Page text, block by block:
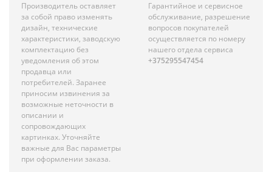
Производитель оставляет
за собой право изменять
дизайн, технические
характеристики, заводскую
комплектацию без
уведомления об этом
продавца или
потребителей. Заранее
приносим извинения за
возможные неточности в
описании и
сопровождающих
картинках. Уточняйте
важные для Вас параметры
при оформлении заказа.
Гарантийное и сервисное
обслуживание, разрешение
вопросов покупателей
осуществляется по номеру
нашего отдела сервиса
+375295547454